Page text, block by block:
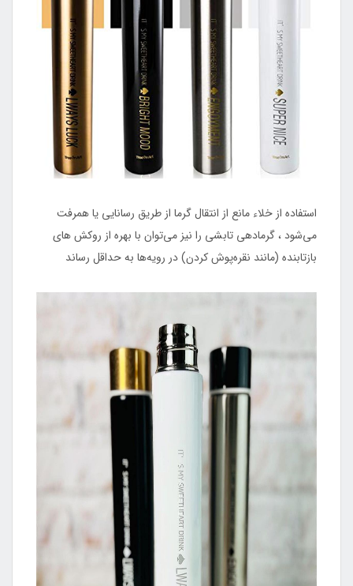
استفاده از خلاء مانع از انتقال گرما از طریق رسانایی یا همرفت
می‌شود ، گرمادهی تابشی را نیز می‌توان با بهره از روکش‌ های
بازتابنده (مانند نقره‌پوش کردن) در رویه‌ها به حداقل رساند